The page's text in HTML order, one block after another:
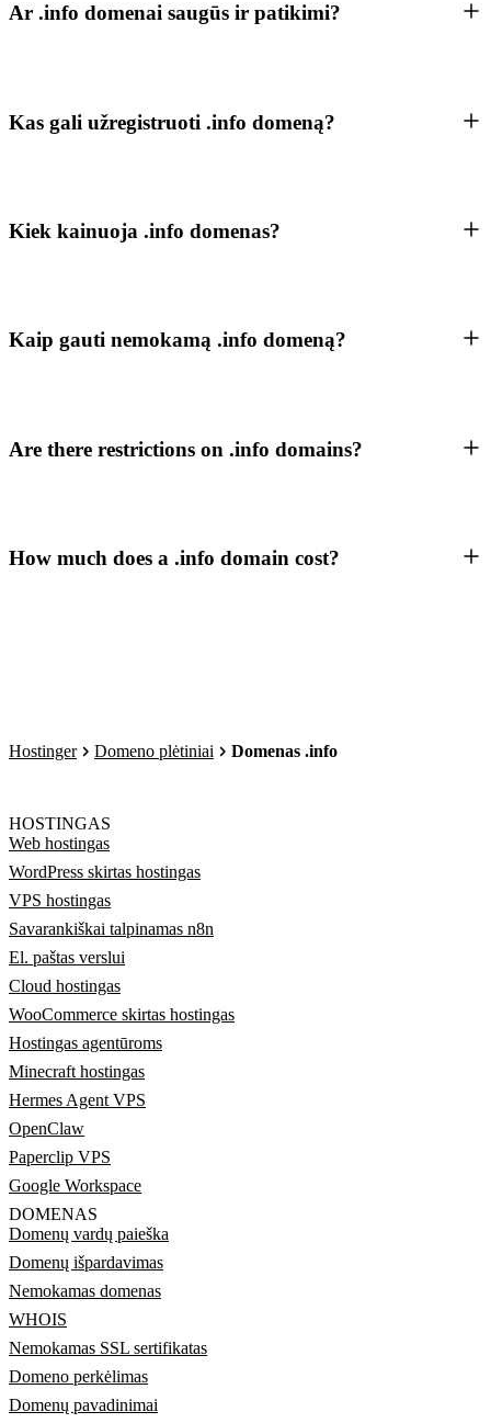
Ar .info domenai saugūs ir patikimi?
Kas gali užregistruoti .info domeną?
Kiek kainuoja .info domenas?
Kaip gauti nemokamą .info domeną?
Are there restrictions on .info domains?
How much does a .info domain cost?
Hostinger Domeno plėtiniai Domenas .info
HOSTINGAS
Web hostingas
WordPress skirtas hostingas
VPS hostingas
Savarankiškai talpinamas n8n
El. paštas verslui
Cloud hostingas
WooCommerce skirtas hostingas
Hostingas agentūroms
Minecraft hostingas
Hermes Agent VPS
OpenClaw
Paperclip VPS
Google Workspace
DOMENAS
Domenų vardų paieška
Domenų išpardavimas
Nemokamas domenas
WHOIS
Nemokamas SSL sertifikatas
Domeno perkėlimas
Domenų pavadinimai